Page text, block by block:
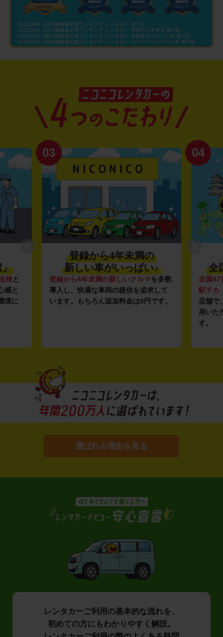
」
検と
感と
境に
03
登録から4年未満の
新しい車がいっぱい♪
登録から4年未満の新しいクルマを多数
導入し、快適な車両の提供を追求して
います。もちろん追加料金は0円です。
04
全
全国47
駅チカ
店舗で
用いた
す。
選ばれる理由を見る
レンタカーご利用の基本的な流れを、
初めての方にもわかりやすく解説。